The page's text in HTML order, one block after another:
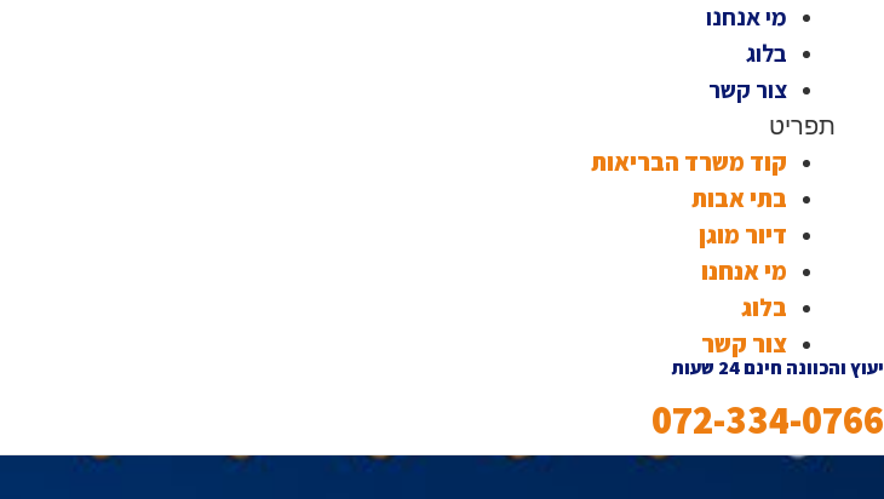
מי אנחנו
בלוג
צור קשר
תפריט
קוד משרד הבריאות
בתי אבות
דיור מוגן
מי אנחנו
בלוג
צור קשר
יעוץ והכוונה חינם 24 שעות
072-334-0766